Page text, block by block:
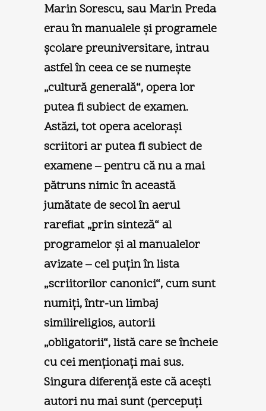
Marin Sorescu, sau Marin Preda
erau în manualele şi programele
şcolare preuniversitare, intrau
astfel în ceea ce se numeşte
„cultură generală“, opera lor
putea fi subiect de examen.
Astăzi, tot opera aceloraşi
scriitori ar putea fi subiect de
examene – pentru că nu a mai
pătruns nimic în această
jumătate de secol în aerul
rarefiat „prin sinteză“ al
programelor şi al manualelor
avizate – cel puţin în lista
„scriitorilor canonici“, cum sunt
numiţi, într-un limbaj
similireligios, autorii
„obligatorii“, listă care se încheie
cu cei menţionaţi mai sus.
Singura diferenţă este că aceşti
autori nu mai sunt (percepuţi